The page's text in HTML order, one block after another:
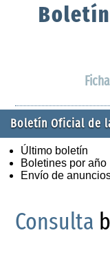
Boletín Oficial de
Último boletín
Boletines por año
Envío de
Consulta